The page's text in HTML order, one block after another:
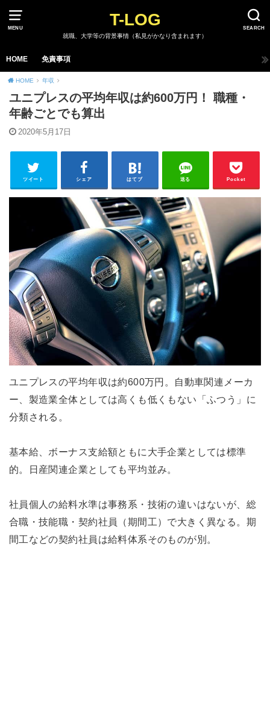
MENU SEARCH
T-LOG
就職、大学等の背景事情（私見がかなり含まれます）
HOME 免責事項
HOME 年収
ユニプレスの平均年収は約600万円！ 職種・
年齢ごとでも算出
2020年5月17日
ツイート シェア はてブ 送る Pocket
ユニプレスの平均年収は約600万円。自動車関連メーカ
ー、製造業全体としては高くも低くもない「ふつう」に
分類される。
基本給、ボーナス支給額ともに大手企業としては標準
的。日産関連企業としても平均並み。
社員個人の給料水準は事務系・技術の違いはないが、総
合職・技能職・契約社員（期間工）で大きく異なる。期
間工などの契約社員は給料体系そのものが別。